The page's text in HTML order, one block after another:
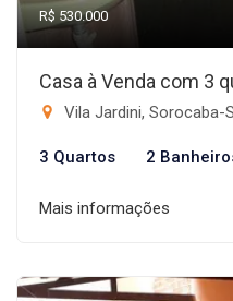
R$ 530.000
Casa à Venda com 3
Vila Jardini, Sorocaba-
3 Quartos 2
Mais informações